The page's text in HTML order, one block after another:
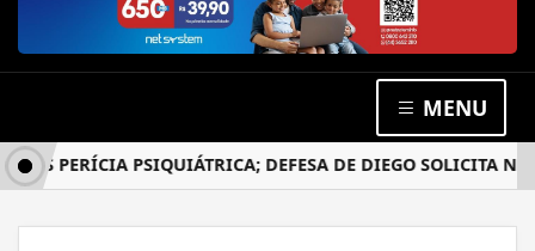
MENU
PERÍCIA PSIQUIÁTRICA; DEFESA DE DIEGO SOLICITA NOVO